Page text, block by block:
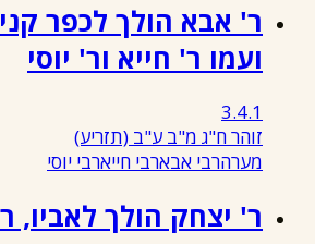
ר' אבא הולך לכפר
ועמו ר' חייא ור' יוסי
3.4.1
זוהר ח"ג מ"ב ע"ב (תזריע)
מערהרבי אבארבי חייארבי יוסי
ר' יצחק הולך לאביו,